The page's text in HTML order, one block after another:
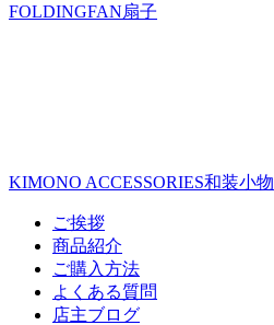
FOLDINGFAN扇子
KIMONO ACCESSORIES和装小物
ご挨拶
商品紹介
ご購入方法
よくある質問
店主ブログ